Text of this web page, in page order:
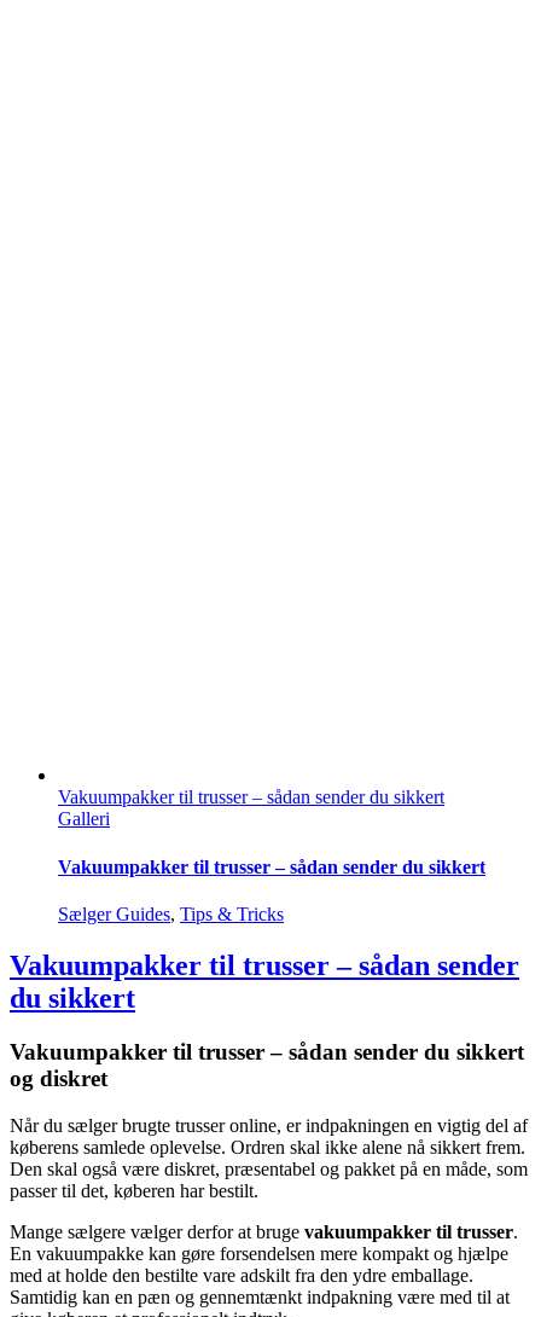
Vakuumpakker til trusser – sådan sender du sikkert
Galleri
Vakuumpakker til trusser – sådan sender du sikkert
Sælger Guides, Tips & Tricks
Vakuumpakker til trusser – sådan sender
du sikkert
Vakuumpakker til trusser – sådan sender du sikkert
og diskret
Når du sælger brugte trusser online, er indpakningen en vigtig del af
køberens samlede oplevelse. Ordren skal ikke alene nå sikkert frem.
Den skal også være diskret, præsentabel og pakket på en måde, som
passer til det, køberen har bestilt.
Mange sælgere vælger derfor at bruge vakuumpakker til trusser.
En vakuumpakke kan gøre forsendelsen mere kompakt og hjælpe
med at holde den bestilte vare adskilt fra den ydre emballage.
Samtidig kan en pæn og gennemtænkt indpakning være med til at